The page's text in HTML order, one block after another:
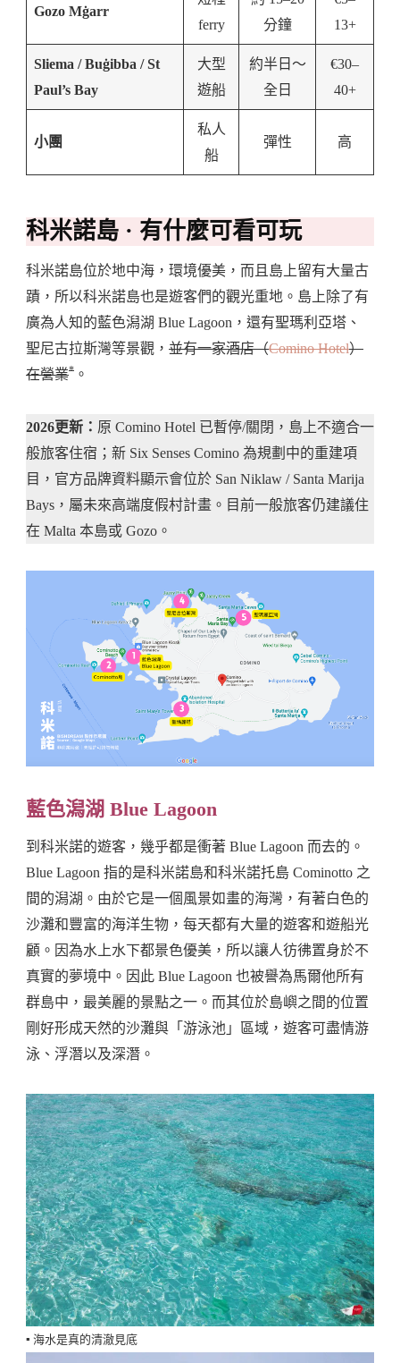
Gozo Mġarr
ferry
分鐘
13+
Sliema / Buġibba / St
Paul’s Bay
大型
遊船
約半日～
全日
€30–
40+
小團
私人
船
彈性 高
科米諾島 · 有什麼可看可玩
科米諾島位於地中海，環境優美，而且島上留有大量古
蹟，所以科米諾島也是遊客們的觀光重地。島上除了有
廣為人知的藍色潟湖 Blue Lagoon，還有聖瑪利亞塔、
聖尼古拉斯灣等景觀， 並有一家酒店（Comino Hotel）
在營業* 。
2026更新： 原 Comino Hotel 已暫停/關閉，島上不適合一
般旅客住宿；新 Six Senses Comino 為規劃中的重建項
目，官方品牌資料顯示會位於 San Niklaw / Santa Marija
Bays，屬未來高端度假村計畫。目前一般旅客仍建議住
在 Malta 本島或 Gozo。
藍色潟湖 Blue Lagoon
到科米諾的遊客，幾乎都是衝著 Blue Lagoon 而去的。
Blue Lagoon 指的是科米諾島和科米諾托島 Cominotto 之
間的潟湖。由於它是一個風景如畫的海灣，有著白色的
沙灘和豐富的海洋生物，每天都有大量的遊客和遊船光
顧。因為水上水下都景色優美，所以讓人彷彿置身於不
真實的夢境中。因此 Blue Lagoon 也被譽為馬爾他所有
群島中，最美麗的景點之一。而其位於島嶼之間的位置
剛好形成天然的沙灘與「游泳池」區域，遊客可盡情游
泳、浮潛以及深潛。
▪️ 海水是真的清澈見底